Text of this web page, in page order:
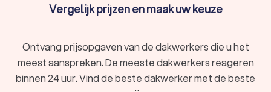
Vergelijk prijzen en maak uw keuze
Ontvang prijsopgaven van de dakwerkers die u het
meest aanspreken. De meeste dakwerkers reageren
binnen 24 uur. Vind de beste dakwerker met de beste